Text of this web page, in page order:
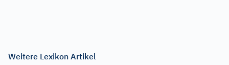
Weitere Lexikon Artikel